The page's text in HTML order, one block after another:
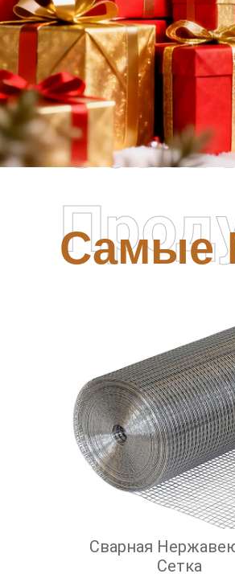
Самые
Сварная
Сетка